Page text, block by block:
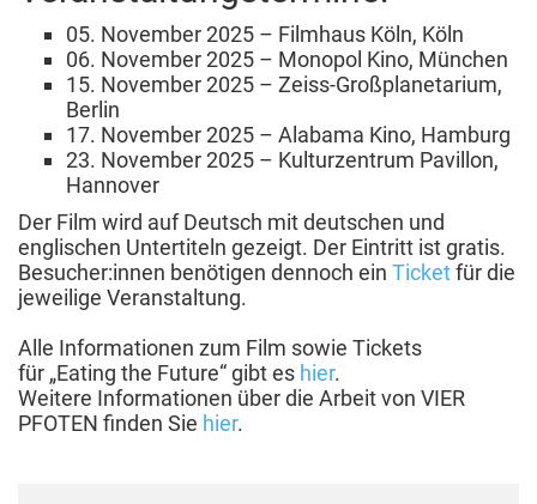
05. November 2025 – Filmhaus Köln, Köln
06. November 2025 – Monopol Kino, München
15. November 2025 – Zeiss-Großplanetarium,
Berlin
17. November 2025 – Alabama Kino, Hamburg
23. November 2025 – Kulturzentrum Pavillon,
Hannover
Der Film wird auf Deutsch mit deutschen und
englischen Untertiteln gezeigt. Der Eintritt ist gratis.
Besucher:innen benötigen dennoch ein Ticketfür die
jeweilige Veranstaltung.
Alle Informationen zum Film sowie Tickets
für „Eating the Future“ gibt es hier.
Weitere Informationen über die Arbeit von VIER
PFOTEN finden Sie hier.